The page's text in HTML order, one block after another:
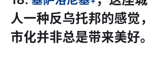
人一种反乌托邦的感觉
市化并非总是带来美好。